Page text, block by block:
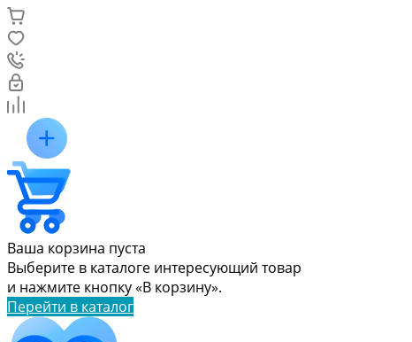
Ваша корзина пуста
Выберите в каталоге интересующий товар
и нажмите кнопку «В корзину».
Перейти в каталог